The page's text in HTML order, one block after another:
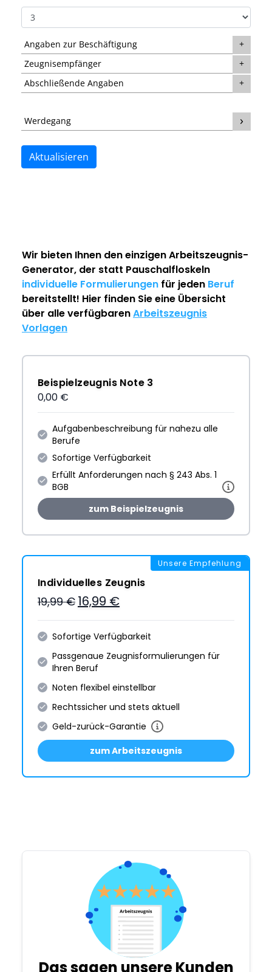
Angaben zur Beschäftigung
Zeugnisempfänger
Abschließende Angaben
Werdegang
Aktualisieren
Wir bieten Ihnen den einzigenArbeitszeugnis-
Generator, der statt Pauschalfloskeln
individuelle Formulierungen für jeden Beruf
bereitstellt! Hier finden Sie eine Übersicht
über alle verfügbarenArbeitszeugnis
Vorlagen
Beispielzeugnis Note 3
0,00 €
Aufgabenbeschreibung für nahezu alle
Berufe
Sofortige Verfügbarkeit
Erfüllt Anforderungen nach § 243 Abs. 1
BGB
zum Beispielzeugnis
Unsere Empfehlung
Individuelles Zeugnis
19,99 € 16,99 €
Sofortige Verfügbarkeit
Passgenaue Zeugnis­formulie­rungen für
Ihren Beruf
Noten flexibel einstellbar
Rechtssicher und stets aktuell
Geld-zurück-Garantie
zum Arbeitszeugnis
Das sagen unsere Kunden